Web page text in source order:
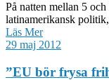
På natten mellan 5
latinamerikansk
Läs Mer
29 maj 2012
”EU bör frysa